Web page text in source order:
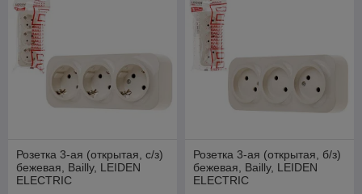
Розетка 3-ая (открытая, с/з)
бежевая, Bailly, LEIDEN
ELECTRIC
Розетка 3-ая (открытая, б/з)
бежевая, Bailly, LEIDEN
ELECTRIC